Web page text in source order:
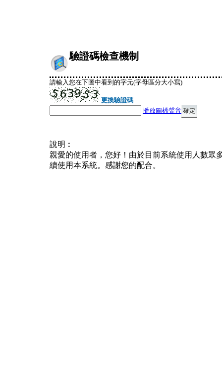
驗證碼檢查機制
請輸入您在下圖中看到的字元(字母區分大小寫)
更換驗證碼
播放圖檔聲音
說明︰
親愛的使用者，您好！由於目前系統使用人數眾
續使用本系統。感謝您的配合。